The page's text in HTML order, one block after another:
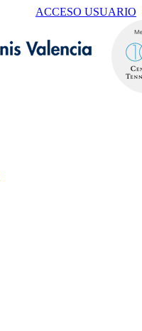
ACCESO USUARIO